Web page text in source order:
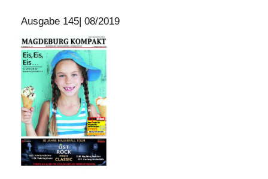
Ausgabe 145| 08/2019